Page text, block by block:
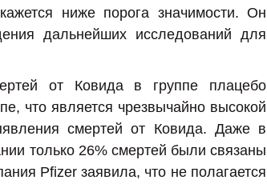
ниже порога значимости. Он
дальнейших исследований для
от Ковида в группе плацебо
что является чрезвычайно высокой
смертей от Ковида. Даже в
только 26% смертей были связаны
Pfizer заявила, что не полагается